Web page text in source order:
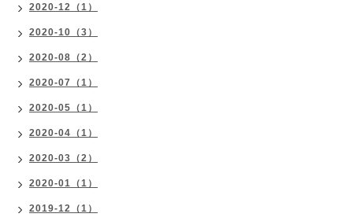
2020-12（1）
2020-10（3）
2020-08（2）
2020-07（1）
2020-05（1）
2020-04（1）
2020-03（2）
2020-01（1）
2019-12（1）